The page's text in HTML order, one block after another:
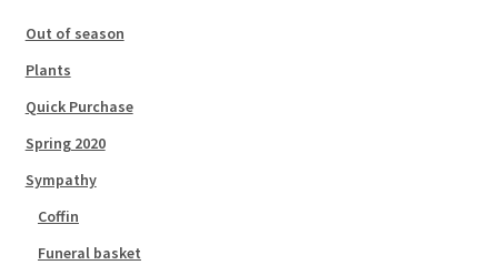
Out of season
Plants
Quick Purchase
Spring 2020
Sympathy
Coffin
Funeral basket